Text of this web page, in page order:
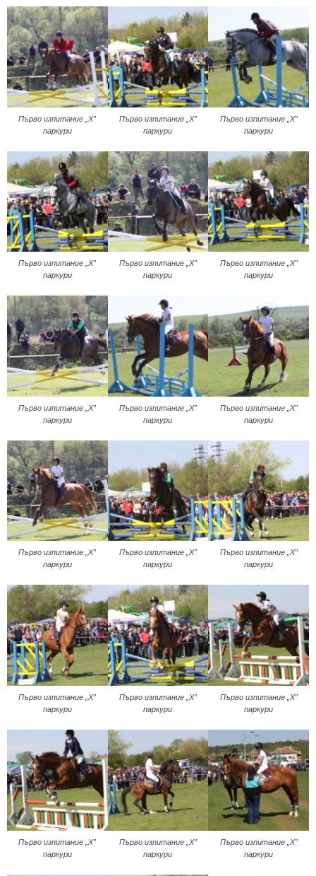
Първо изпитание „Х”
паркури
Първо изпитание „Х”
паркури
Първо изпитание „Х”
паркури
Първо изпитание „Х”
паркури
Първо изпитание „Х”
паркури
Първо изпитание „Х”
паркури
Първо изпитание „Х”
паркури
Първо изпитание „Х”
паркури
Първо изпитание „Х”
паркури
Първо изпитание „Х”
паркури
Първо изпитание „Х”
паркури
Първо изпитание „Х”
паркури
Първо изпитание „Х”
паркури
Първо изпитание „Х”
паркури
Първо изпитание „Х”
паркури
Първо изпитание „Х”
паркури
Първо изпитание „Х”
паркури
Първо изпитание „Х”
паркури